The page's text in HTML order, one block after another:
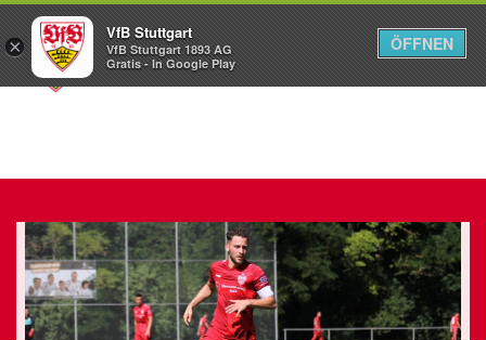
Menü
×
VfB Stuttgart
VfB Stuttgart 1893 AG
Gratis - In Google Play
ÖFFNEN